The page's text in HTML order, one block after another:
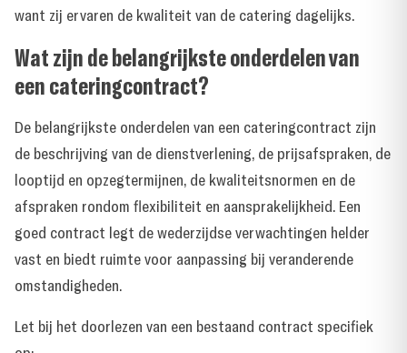
want zij ervaren de kwaliteit van de catering dagelijks.
Wat zijn de belangrijkste onderdelen van
een cateringcontract?
De belangrijkste onderdelen van een cateringcontract zijn
de beschrijving van de dienstverlening, de prijsafspraken, de
looptijd en opzegtermijnen, de kwaliteitsnormen en de
afspraken rondom flexibiliteit en aansprakelijkheid. Een
goed contract legt de wederzijdse verwachtingen helder
vast en biedt ruimte voor aanpassing bij veranderende
omstandigheden.
Let bij het doorlezen van een bestaand contract specifiek